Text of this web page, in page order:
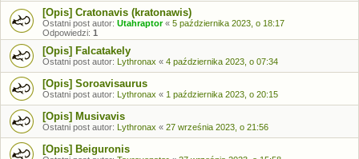
[Opis] Cratonavis (kratonawis)
Ostatni post autor: Utahraptor« 5 października 2023, o 18:17
Odpowiedzi: 1
[Opis] Falcatakely
Ostatni post autor: Lythronax « 4 października 2023, o 07:34
[Opis] Soroavisaurus
Ostatni post autor: Lythronax « 1 października 2023, o 20:15
[Opis] Musivavis
Ostatni post autor: Lythronax « 27 września 2023, o 21:56
[Opis] Beiguronis